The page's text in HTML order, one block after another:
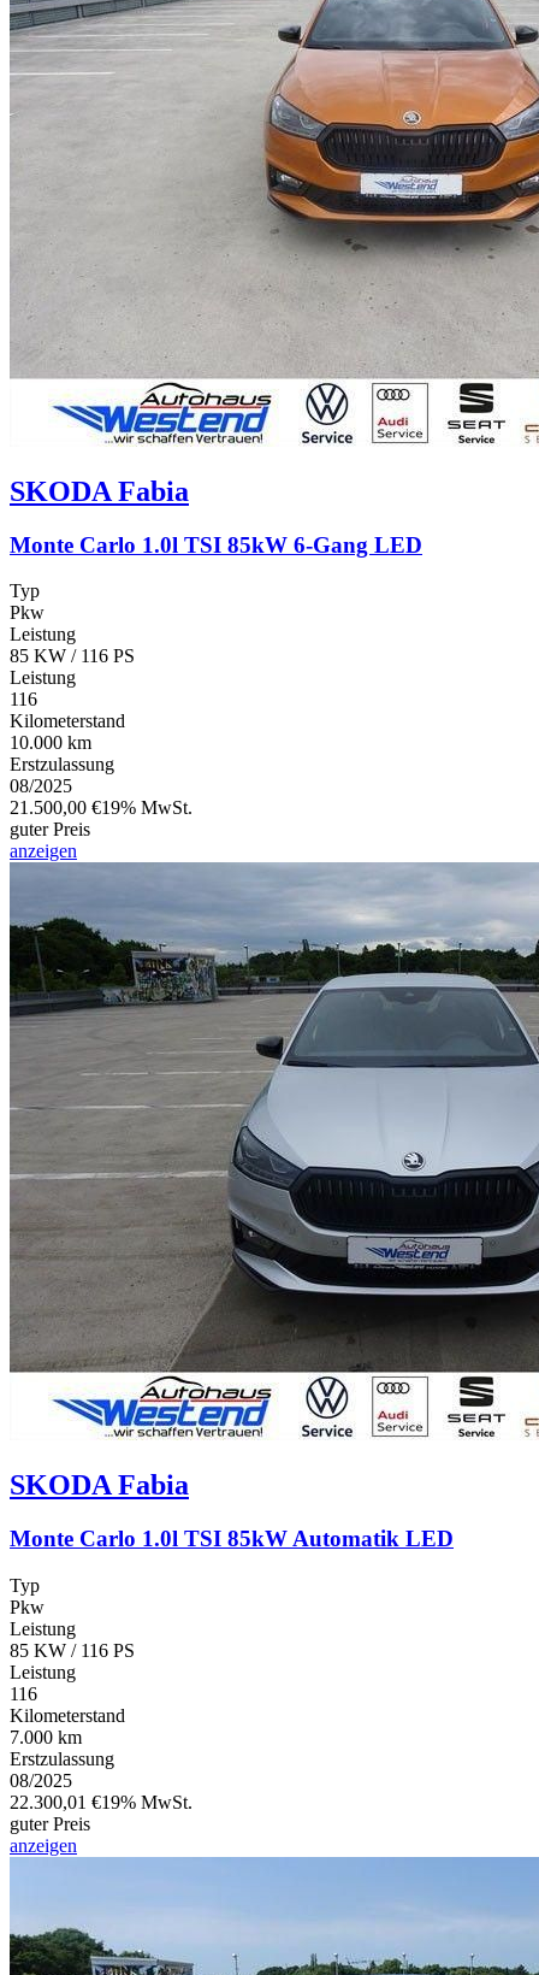
SKODA Fabia
Monte Carlo 1.0l TSI 85kW 6-Gang LED
Typ
Pkw
Leistung
85 KW / 116 PS
Leistung
116
Kilometerstand
10.000 km
Erstzulassung
08/2025
21.500,00 €19% MwSt.
guter Preis
anzeigen
SKODA Fabia
Monte Carlo 1.0l TSI 85kW Automatik LED
Typ
Pkw
Leistung
85 KW / 116 PS
Leistung
116
Kilometerstand
7.000 km
Erstzulassung
08/2025
22.300,01 €19% MwSt.
guter Preis
anzeigen